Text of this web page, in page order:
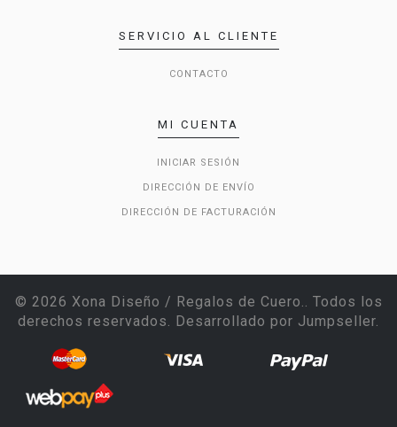
SERVICIO AL CLIENTE
CONTACTO
MI CUENTA
INICIAR SESIÓN
DIRECCIÓN DE ENVÍO
DIRECCIÓN DE FACTURACIÓN
© 2026 Xona Diseño / Regalos de Cuero.. Todos los
derechos reservados. Desarrollado por Jumpseller.